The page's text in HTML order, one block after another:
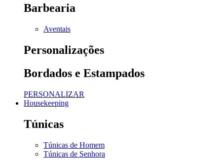
Barbearia
Aventais
Personalizações
Bordados e Estampados
PERSONALIZAR
Housekeeping
Túnicas
Túnicas de Homem
Túnicas de Senhora